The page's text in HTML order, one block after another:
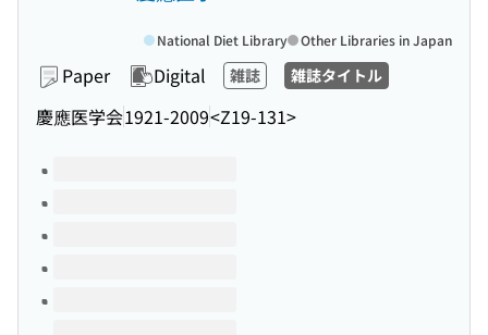
Paper Digital 雑誌 雑誌タイトル
慶應医学会1921-2009<Z19-131>
National Diet Library Other Libraries in Japan
Volumes of this title